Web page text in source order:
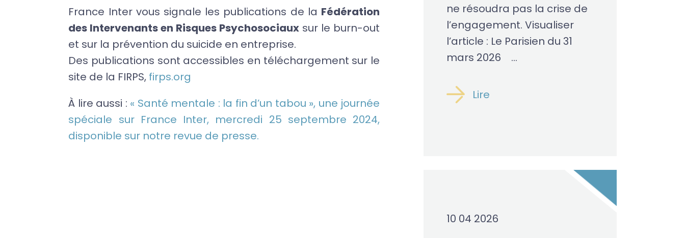
France Inter vous signale les publications de la Fédération
des Intervenants en Risques Psychosociaux sur le burn-out
et sur la prévention du suicide en entreprise.
Des publications sont accessibles en téléchargement sur le
site de la FIRPS, firps.org
À lire aussi : « Santé mentale : la fin d’un tabou », une journée
spéciale sur France Inter, mercredi 25 septembre 2024,
disponible sur notre revue de presse.
ne résoudra pas la crise de
l’engagement. Visualiser
l’article : Le Parisien du 31
mars 2026 ...
Lire
10 04 2026